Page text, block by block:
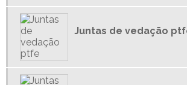
JUNTAS EM TEFLON
JUNTAS ESPIRAIS
JUNTAS INDUSTRIAIS
JUNTAS PARA MÁQUINAS
Juntas de vedação